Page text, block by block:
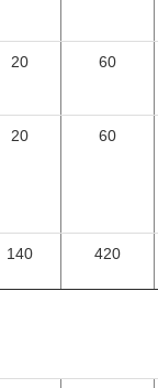
20 60
20 60
140 420